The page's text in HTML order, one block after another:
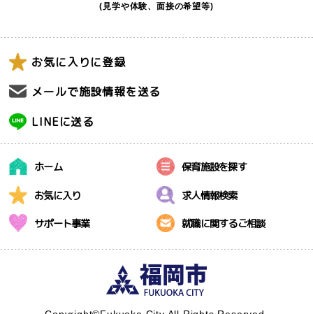
(見学や体験、面接の希望等)
お気に入りに登録
メールで施設情報を送る
LINEに送る
ホーム 保育施設を探す
お気に入り 求人情報検索
サポート事業 就職に関するご相談